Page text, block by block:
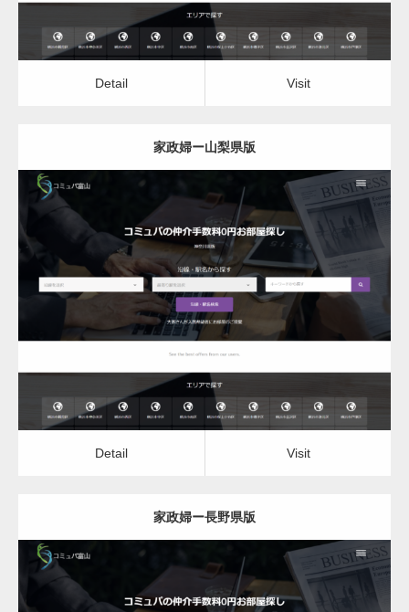
Detail Visit
家政婦ー山梨県版
更新日： 2022.12.06
Detail Visit
Detail Visit
家政婦ー長野県版